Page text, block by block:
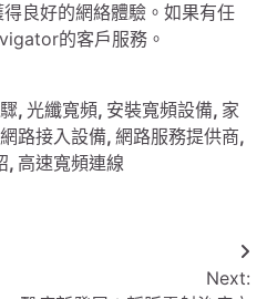
良好的網絡體驗。如果有任
的客戶服務。
, 光纖寬頻, 安裝寬頻設備, 家
網路接入設備, 網路服務提供商,
, 高速寬頻連線
Next: